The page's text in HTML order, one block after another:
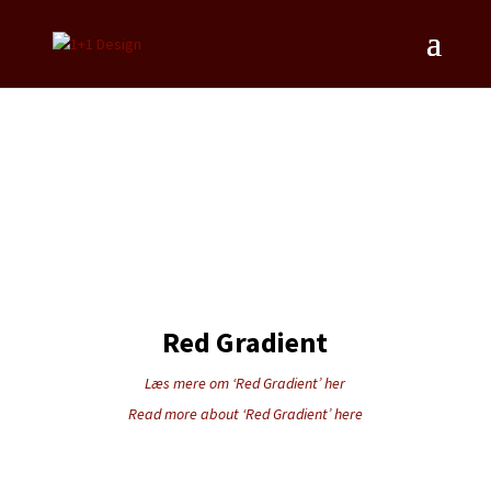
Red Gradient
Læs mere om ‘Red Gradient’ her
Read more about ‘Red Gradient’ here